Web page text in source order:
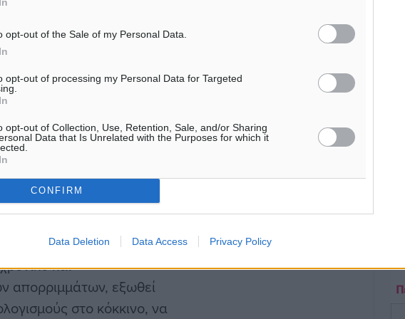
opt-out of the Sale of my Personal Data.
opt-out of processing my Personal Data for Targeted
opt-out of Collection, Use, Retention, Sale, and/or Sharing
Data that Is Unrelated with the Purposes for which it
CONFIRM
Data Deletion Data Access Privacy Policy
απόδοση από τους
νέα βάρη στην ήδη
σε
για την
ότι δεν είχε καμία
ότι «Στην
να καλύψει τις
και
απορριμμάτων, εξωθεί
στο κόκκινο, να